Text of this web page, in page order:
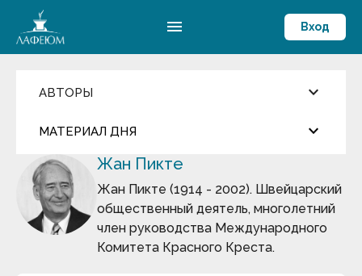
menu Вход
АВТОРЫ keyboard_arrow_down
close
Фильмы и Сериалы
Пословицы и поговорки
Аамир Кхан
Абрахам Маслоу
Абу-ль-Фарадж бин Харун
Абуль-Фарадж ибн аль-Джаузи
Август Бебель
Жан Пикте
Жан Пикте (1914 - 2002). Швейцарский
общественный деятель, многолетний
член руководства Международного
Комитета Красного Креста.
МАТЕРИАЛ ДНЯ keyboard_arrow_down
Цитата дня
Арабская мудрость